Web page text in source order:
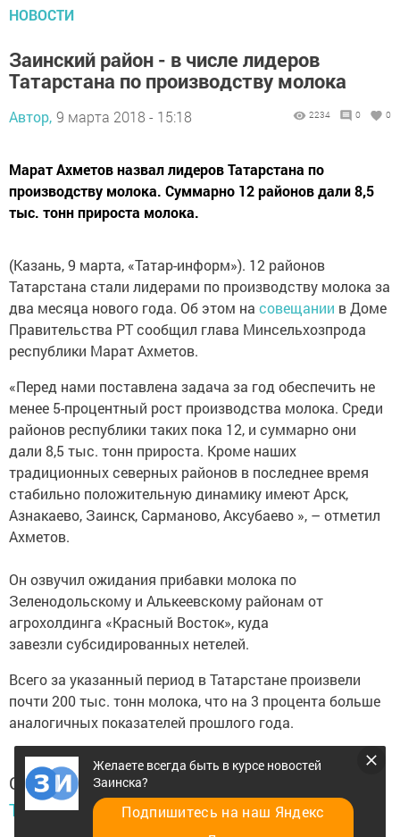
НОВОСТИ
Заинский район - в числе лидеров
Татарстана по производству молока
Автор, 9 марта 2018 - 15:18 2234 0 0
Марат Ахметов назвал лидеров Татарстана по
производству молока. Суммарно 12 районов дали 8,5
тыс. тонн прироста молока.
(Казань, 9 марта, «Татар-информ»). 12 районов
Татарстана стали лидерами по производству молока за
два месяца нового года. Об этом на совещании в Доме
Правительства РТ сообщил глава Минсельхозпрода
республики Марат Ахметов.
«Перед нами поставлена задача за год обеспечить не
менее 5-процентный рост производства молока. Среди
районов республики таких пока 12, и суммарно они
дали 8,5 тыс. тонн прироста. Кроме наших
традиционных северных районов в последнее время
стабильно положительную динамику имеют Арск,
Азнакаево, Заинск, Сарманово, Аксубаево », – отметил
Ахметов.
Он озвучил ожидания прибавки молока по
Зеленодольскому и Алькеевскому районам от
агрохолдинга «Красный Восток», куда
завезли субсидированных нетелей.
Всего за указанный период в Татарстане произвели
почти 200 тыс. тонн молока, что на 3 процента больше
аналогичных показателей прошлого года.
Следите за самым важным и интересным в
Telegram-каналеТатмедиа
Желаете всегда быть в курсе новостей
Заинска?
Подпишитесь на наш Яндекс